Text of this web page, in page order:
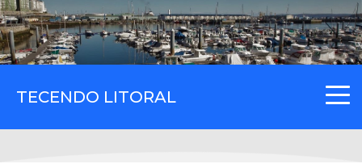
TECENDO LITORAL